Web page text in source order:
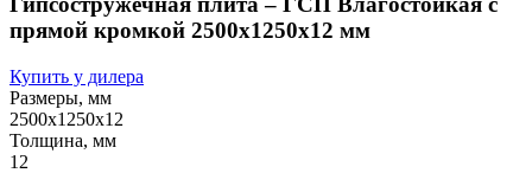
прямой кромкой 2500х1250х12 мм
Купить у дилера
Размеры, мм
2500х1250х12
Толщина, мм
12